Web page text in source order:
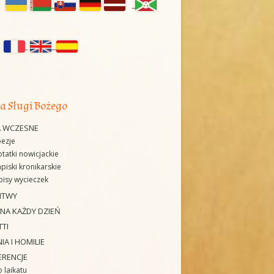
ZWIEDZANIE
REKOLEKCJE INDYWIDUALNE
ŚWIADECTWA
FOTO-GALERIA DOMU PAMIĘCI
WICEPOSTULACJA
Sługi Bożego
nowicjackie
kronikarskie
wycieczek
KAŻDY DZIEŃ
I HOMILIE
laikatu